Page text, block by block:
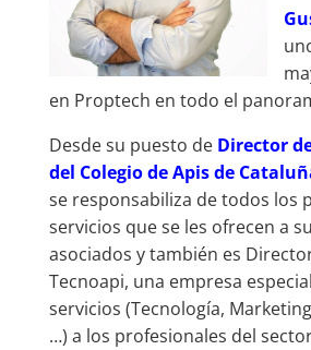
en Proptech en todo el
Desde su puesto de Director
del Colegio de Apis de
se responsabiliza de todos los
servicios que se les ofrecen a
asociados y también es
Tecnoapi, una empresa
servicios (Tecnología,
…) a los profesionales del